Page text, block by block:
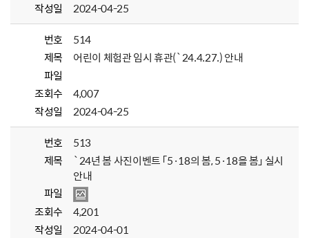
작성일
2024-04-25
번호
514
제목
어린이 체험관 임시 휴관(`24.4.27.) 안내
파일
조회수
4,007
작성일
2024-04-25
번호
513
제목
`24년 봄 사진이벤트 「5·18의 봄, 5·18을 봄」 실시
안내
파일
조회수
4,201
작성일
2024-04-01